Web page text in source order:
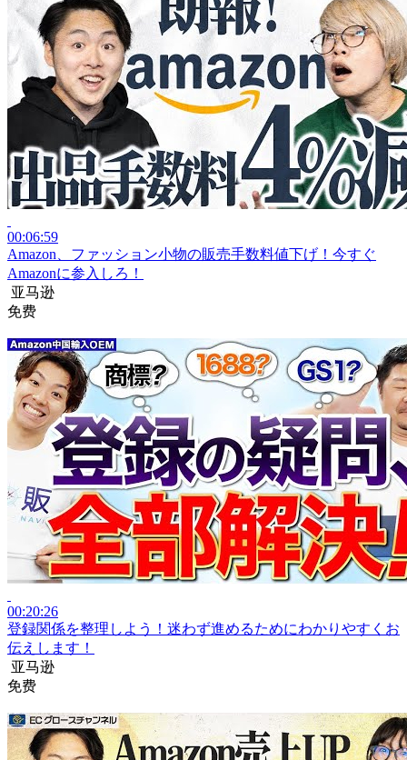
00:06:59
Amazon、ファッション小物の販売手数料値下げ！今すぐ
Amazonに参入しろ！
亚马逊
免费
00:20:26
登録関係を整理しよう！迷わず進めるためにわかりやすくお
伝えします！
亚马逊
免费